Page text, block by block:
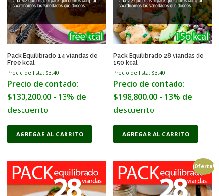
h
e
o
p
t
o
e
n
Pack Equilibrado 14 viandas de
Free kcal
Precio de lista: $3.40
Precio de contado:
$130,200.00 - 13% de
descuento
AGREGAR AL CARRITO
Pack Equilibrado 28 viandas de
150 kcal
Precio de lista: $3.40
Precio de contado:
$198,800.00 - 13% de
descuento
AGREGAR AL CARRITO
¡Oferta!